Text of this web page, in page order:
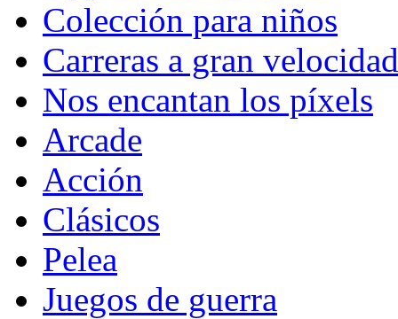
Colección para niños
Carreras a gran velocidad
Nos encantan los píxels
Arcade
Acción
Clásicos
Pelea
Juegos de guerra